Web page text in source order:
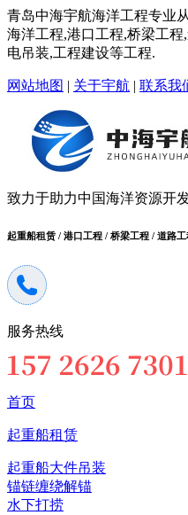
青岛中海宇航海洋工程专业
海洋工程,港口工程,桥梁工
电吊装,工程建设等工程.
网站地图 | 关于宇航 | 联系我
致力于助力中国海洋资源开
起重船租赁 / 港口工程 / 桥梁工程 / 道路工
服务热线
首页
起重船租赁
起重船大件吊装
锚链缠绕解锚
水下打捞